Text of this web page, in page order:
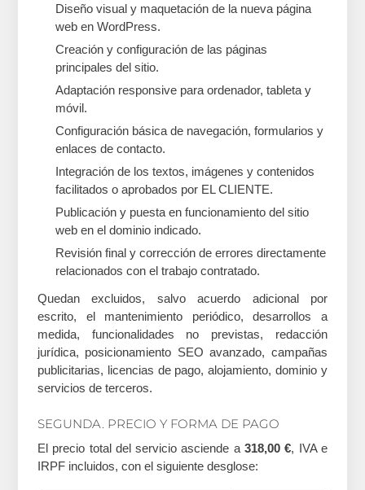
Diseño visual y maquetación de la nueva página
web en WordPress.
Creación y configuración de las páginas
principales del sitio.
Adaptación responsive para ordenador, tableta y
móvil.
Configuración básica de navegación, formularios y
enlaces de contacto.
Integración de los textos, imágenes y contenidos
facilitados o aprobados por EL CLIENTE.
Publicación y puesta en funcionamiento del sitio
web en el dominio indicado.
Revisión final y corrección de errores directamente
relacionados con el trabajo contratado.
Quedan excluidos, salvo acuerdo adicional por
escrito, el mantenimiento periódico, desarrollos a
medida, funcionalidades no previstas, redacción
jurídica, posicionamiento SEO avanzado, campañas
publicitarias, licencias de pago, alojamiento, dominio y
servicios de terceros.
SEGUNDA. PRECIO Y FORMA DE PAGO
El precio total del servicio asciende a318,00 €, IVA e
IRPF incluidos, con el siguiente desglose: